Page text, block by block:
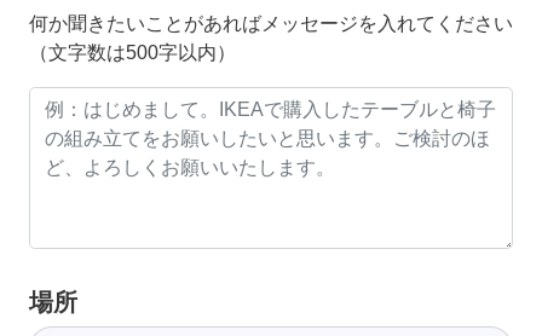
何か聞きたいことがあればメッセージを入れてください
（文字数は500字以内）
場所